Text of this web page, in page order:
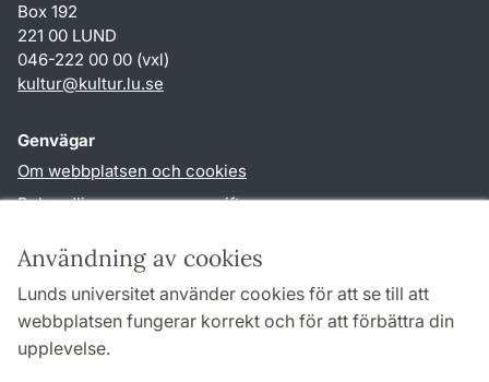
Användning av cookies
Lunds universitet använder cookies för att se till att
webbplatsen fungerar korrekt och för att förbättra din
upplevelse.
Box 192
221 00 LUND
046-222 00 00 (vxl)
kultur@kultur.lu.se
Genvägar
Om webbplatsen och cookies
Behandling av personuppgifter
TYPO3-login
Följ oss i sociala medier